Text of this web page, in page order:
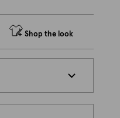
Shop the look